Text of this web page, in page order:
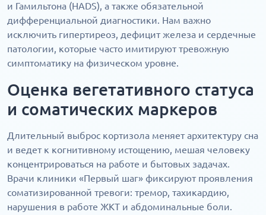
и Гамильтона (HADS), а также обязательной
дифференциальной диагностики. Нам важно
исключить гипертиреоз, дефицит железа и сердечные
патологии, которые часто имитируют тревожную
симптоматику на физическом уровне.
Оценка вегетативного статуса
и соматических маркеров
Длительный выброс кортизола меняет архитектуру сна
и ведет к когнитивному истощению, мешая человеку
концентрироваться на работе и бытовых задачах.
Врачи клиники «Первый шаг» фиксируют проявления
соматизированной тревоги: тремор, тахикардию,
нарушения в работе ЖКТ и абдоминальные боли.